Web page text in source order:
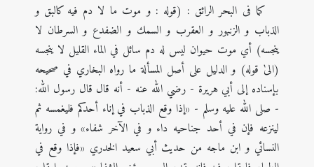
کما فی البحر الرائق : (قوله : و موت ما لا دم فيه كالبق و
الذباب و الزنبور و العقرب و السمك و الضفدع و السرطان لا
ينجسه) أي موت حيوان ليس له دم سائل في الماء القليل لا ينجسه
‬‎‬‬(الیٰ قوله) و الدليل على أصل المسألة ما رواه البخاري في صحيحه
بإسناده إلى أبي هريرة - رضي الله عنه - أنه قال قال رسول الله:
- صلى الله عليه وسلم - «إذا وقع الذباب في إناء أحدكم فليغمسه ثم
لينزعه فإن في أحد جناحيه داء و في الآخر شفاء» و في رواية
النسائي و ابن ماجه من حديث أبي سعيد الخدري «فإذا وقع في